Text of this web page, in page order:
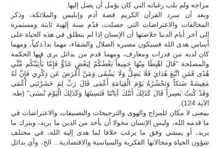
مزاجه ولم يلب رغباته التي كان يؤمل أن يصل إليها.
وبعد أن سرد القرآن الكريم قصة آدم وإبليس والملائكة، وذكر
المخالفات والاعتراضات التي حصلت، قدّم سنة إلهية ثابتة ومستمرة
إلى آخر أيام الدنيا خلاصتها أن الإنسان إذا لم ينطلق في هذه الحياة على
أساس هدى الله فسيكون مصيره الضلال والشقاء، مهما بدا ذكياً، ومهما
كان لديه من قدرات ومعارف، ومهما قدم من بدائل يرى فيها الحكمة
والمصلحة "قَالَ اهْبِطَا مِنْهَا جَمِيعاً بَعْضُكُمْ لِبَعْضٍ عَدُوٌّ فَإِمَّا يَأْتِيَنَّكُم مِّنِّي
هُدًى فَمَنِ اتَّبَعَ هُدَايَ فَلَا يَضِلُّ وَلَا يَشْقَى وَمَنْ أَعْرَضَ عَن ذِكْرِي فَإِنَّ لَهُ
مَعِيشَةً ضَنكاً وَنَحْشُرُهُ يَوْمَ الْقِيَامَةِ أَعْمَى قَالَ رَبِّ لِمَ حَشَرْتَنِي أَعْمَى
وَقَدْ كُنتُ بَصِيراً قَالَ كَذَلِكَ أَتَتْكَ آيَاتُنَا فَنَسِيتَهَا وَكَذَلِكَ الْيَوْمَ تُنسَى" (طه:
الآية 124).
بمعنى لا مكان للمزاج والهوى والترجيحات والتصنيفات والاعتراضات في
ما قدمه الله، وليس الإنسان مخولا أن يأخذ من الدين ما يريد، ويترك ما
يريد، أو يمشي وفق ما يرغب خلافا لما هدى إليه الله، في مختلف
شؤون الحياة ومجالاتها الفكرية والسياسية والاقتصادية... الخ، وأي بدائل